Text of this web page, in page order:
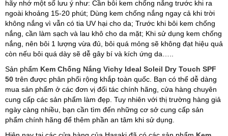
hãy nhớ một số lưu ý như: Cần bôi kem chống nắng trước khi ra
ngoài khoảng 15-20 phút; Dùng kem chống nắng ngay cả khi trời
không nắng vì vẫn có tia UV hại cho da; Trước khi bôi kem chống
nắng, cần làm sạch và lau khô cho da mặt; Khi sử dụng kem chống
nắng, nên bôi 1 lượng vừa đủ, bôi quá mỏng sẽ không đạt hiệu quả
còn nếu bôi quá dày sẽ dễ gây bí và kích ứng da…..
Sản phẩm Kem Chống Nắng Vichy Ideal Soleil Dry Touch SPF
50 trên được phân phối rộng khắp toàn quốc. Bạn có thể dễ dàng
mua sản phẩm ở các đơn vị đối tác chính hãng, cửa hàng chuyên
cung cấp các sản phẩm làm đẹp. Tuy nhiên với thị trường hàng giả
ngày càng nhiều, bạn cần tìm đến những cơ sở cung cấp sản
phẩm chính hãng để thêm phần an tâm khi sử dụng.